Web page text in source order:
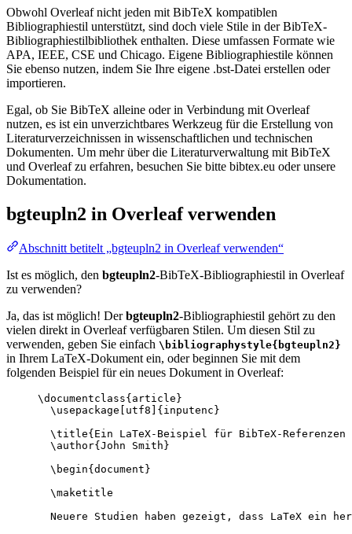
Obwohl Overleaf nicht jeden mit BibTeX kompatiblen
Bibliographiestil unterstützt, sind doch viele Stile in der BibTeX-
Bibliographiestilbibliothek enthalten. Diese umfassen Formate wie
APA, IEEE, CSE und Chicago. Eigene Bibliographiestile können
Sie ebenso nutzen, indem Sie Ihre eigene .bst-Datei erstellen oder
importieren.
Egal, ob Sie BibTeX alleine oder in Verbindung mit Overleaf
nutzen, es ist ein unverzichtbares Werkzeug für die Erstellung von
Literaturverzeichnissen in wissenschaftlichen und technischen
Dokumenten. Um mehr über die Literaturverwaltung mit BibTeX
und Overleaf zu erfahren, besuchen Sie bitte bibtex.eu oder unsere
Dokumentation.
bgteupln2 in Overleaf verwenden
Abschnitt betitelt „bgteupln2 in Overleaf verwenden“
Ist es möglich, den bgteupln2-BibTeX-Bibliographiestil in Overleaf
zu verwenden?
Ja, das ist möglich! Derbgteupln2-Bibliographiestil gehört zu den
vielen direkt in Overleaf verfügbaren Stilen. Um diesen Stil zu
verwenden, geben Sie einfach \bibliographystyle{bgteupln2}
in Ihrem LaTeX-Dokument ein, oder beginnen Sie mit dem
folgenden Beispiel für ein neues Dokument in Overleaf:
\documentclass{ article }
\usepackage
utf8 ]{ inputenc }
\title{Ein LaTeX-Beispiel für BibTeX-
\author{John Smith}
\begin{ document }
\maketitle
Neuere Studien haben gezeigt, dass LaTeX ein